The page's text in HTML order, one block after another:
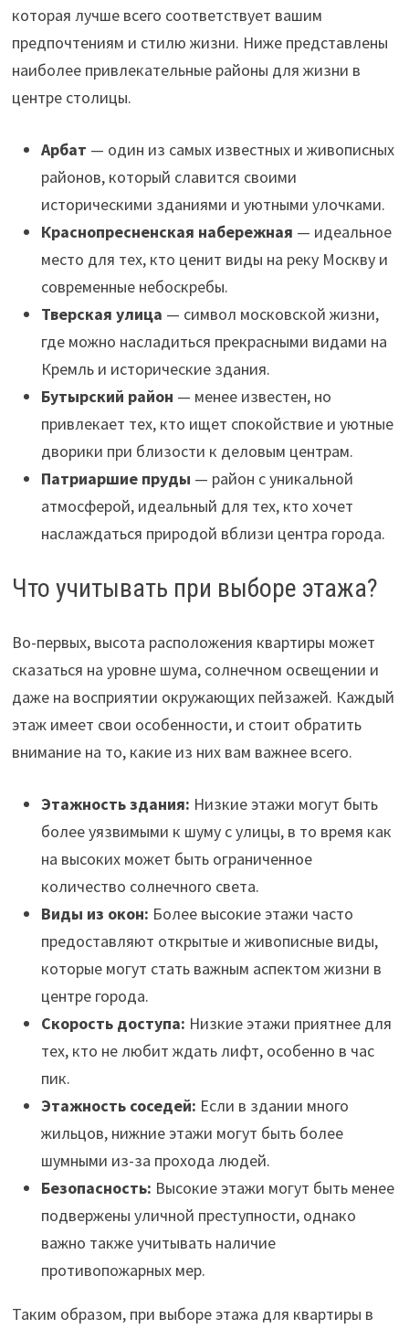
которая лучше всего соответствует вашим
предпочтениям и стилю жизни. Ниже представлены
наиболее привлекательные районы для жизни в
центре столицы.
Арбат — один из самых известных и живописных
районов, который славится своими
историческими зданиями и уютными улочками.
Краснопресненская набережная — идеальное
место для тех, кто ценит виды на реку Москву и
современные небоскребы.
Тверская улица — символ московской жизни,
где можно насладиться прекрасными видами на
Кремль и исторические здания.
Бутырский район — менее известен, но
привлекает тех, кто ищет спокойствие и уютные
дворики при близости к деловым центрам.
Патриаршие пруды — район с уникальной
атмосферой, идеальный для тех, кто хочет
наслаждаться природой вблизи центра города.
Что учитывать при выборе этажа?
Во-первых, высота расположения квартиры может
сказаться на уровне шума, солнечном освещении и
даже на восприятии окружающих пейзажей. Каждый
этаж имеет свои особенности, и стоит обратить
внимание на то, какие из них вам важнее всего.
Этажность здания: Низкие этажи могут быть
более уязвимыми к шуму с улицы, в то время как
на высоких может быть ограниченное
количество солнечного света.
Виды из окон: Более высокие этажи часто
предоставляют открытые и живописные виды,
которые могут стать важным аспектом жизни в
центре города.
Скорость доступа: Низкие этажи приятнее для
тех, кто не любит ждать лифт, особенно в час
пик.
Этажность соседей: Если в здании много
жильцов, нижние этажи могут быть более
шумными из-за прохода людей.
Безопасность: Высокие этажи могут быть менее
подвержены уличной преступности, однако
важно также учитывать наличие
противопожарных мер.
Таким образом, при выборе этажа для квартиры в